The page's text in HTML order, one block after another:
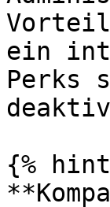
ein
Perks
{%